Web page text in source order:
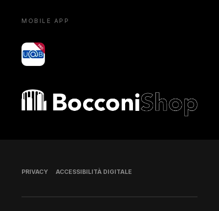
MOBILE APP
yoU@B
Bocconi shop
Piè di pagina
PRIVACY ACCESSIBILITÀ DIGITALE